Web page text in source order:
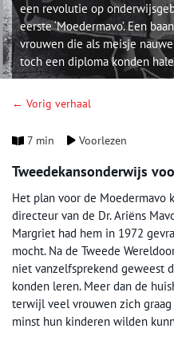
een revolutie op
eerste ‘Moedermavo’. Een
vrouwen die als meisje
toch een diploma konden
← Vorig verhaal
7 min Voorlezen
Tweedekansonderwijs
Het plan voor de Moedermavo
directeur van de Dr. Ariëns
Margriet had hem in 1972
mocht. Na de Tweede
niet vanzelfsprekend geweest
konden leren. Meer dan de
terwijl veel vrouwen zich
minst hun kinderen wilden